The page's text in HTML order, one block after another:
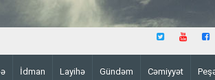
İdman Layihə Gündəm Cəmiyyət